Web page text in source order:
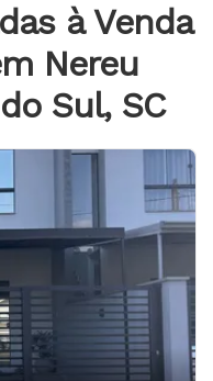
à Venda
Nereu
Sul, SC